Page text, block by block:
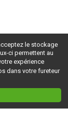
le stockage
ci permettent au
expérience
dans votre fureteur